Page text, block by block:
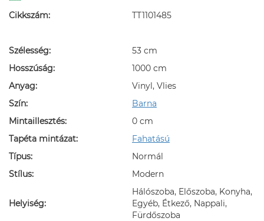
Cikkszám: TT1101485
Szélesség:
53 cm
Hosszúság:
1000 cm
Anyag:
Vinyl, Vlies
Szín:
Barna
Mintaillesztés:
0 cm
Tapéta mintázat:
Fahatású
Típus:
Normál
Stílus:
Modern
Helyiség:
Hálószoba, Előszoba, Konyha,
Egyéb, Étkező, Nappali,
Fürdőszoba